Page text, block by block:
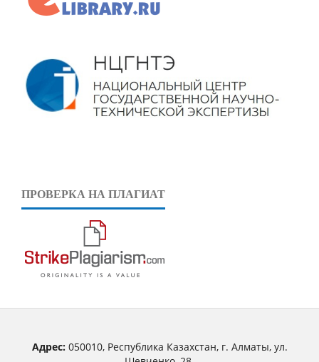
ПРОВЕРКА НА ПЛАГИАТ
Адрес:050010, Республика Казахстан, г. Алматы, ул.